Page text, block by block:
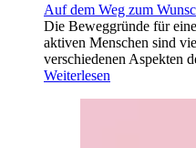
Auf dem Weg zum
Die Beweggründe für
aktiven Menschen sind
verschiedenen Aspekten
Weiterlesen